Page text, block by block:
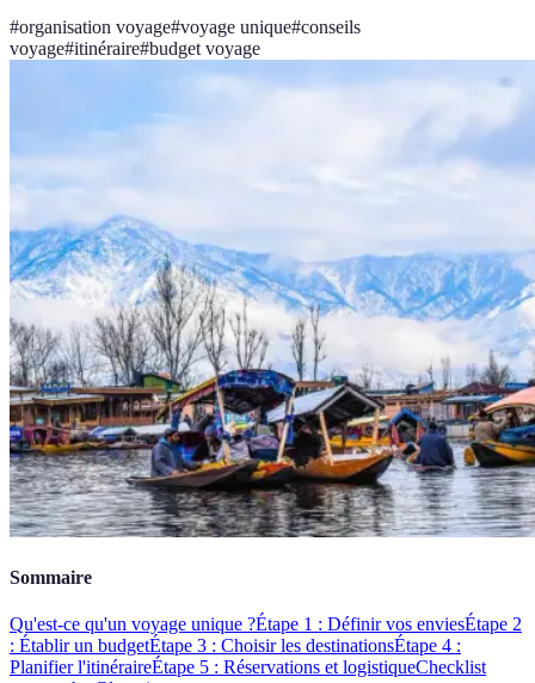
#organisation voyage#voyage unique#conseils
voyage#itinéraire#budget voyage
Sommaire
Qu'est-ce qu'un voyage unique ?Étape 1 : Définir vos enviesÉtape 2
: Établir un budgetÉtape 3 : Choisir les destinationsÉtape 4 :
Planifier l'itinéraireÉtape 5 : Réservations et logistiqueChecklist